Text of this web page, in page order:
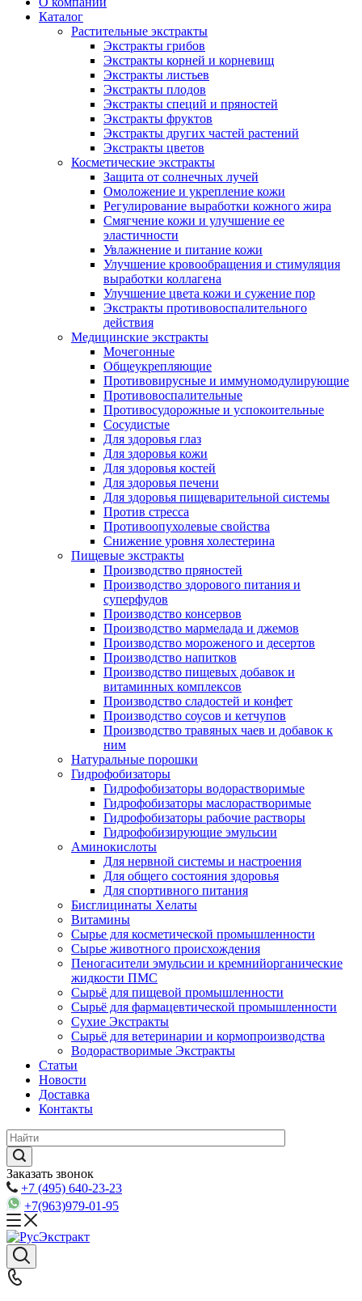
Каталог
Растительные экстракты
Экстракты грибов
Экстракты корней и корневищ
Экстракты листьев
Экстракты плодов
Экстракты специй и пряностей
Экстракты фруктов
Экстракты других частей растений
Экстракты цветов
Косметические экстракты
Защита от солнечных лучей
Омоложение и укрепление кожи
Регулирование выработки кожного жира
Смягчение кожи и улучшение ее
эластичности
Увлажнение и питание кожи
Улучшение кровообращения и стимуляция
выработки коллагена
Улучшение цвета кожи и сужение пор
Экстракты противовоспалительного
действия
Медицинские экстракты
Мочегонные
Общеукрепляющие
Противовирусные и иммуномодулирующие
Противовоспалительные
Противосудорожные и успокоительные
Сосудистые
Для здоровья глаз
Для здоровья кожи
Для здоровья костей
Для здоровья печени
Для здоровья пищеварительной системы
Против стресса
Противоопухолевые свойства
Снижение уровня холестерина
Пищевые экстракты
Производство пряностей
Производство здорового питания и
суперфудов
Производство консервов
Производство мармелада и джемов
Производство мороженого и десертов
Производство напитков
Производство пищевых добавок и
витаминных комплексов
Производство сладостей и конфет
Производство соусов и кетчупов
Производство травяных чаев и добавок к
ним
Натуральные порошки
Гидрофобизаторы
Гидрофобизаторы водорастворимые
Гидрофобизаторы маслорастворимые
Гидрофобизаторы рабочие растворы
Гидрофобизирующие эмульсии
Аминокислоты
Для нервной системы и настроения
Для общего состояния здоровья
Для спортивного питания
Бисглицинаты Хелаты
Витамины
Сырье для косметической промышленности
Сырье животного происхождения
Пеногасители эмульсии и кремнийорганические
жидкости ПМС
Сырьё для пищевой промышленности
Сырьё для фармацевтической промышленности
Сухие Экстракты
Сырьё для ветеринарии и кормопроизводства
Водорастворимые Экстракты
Статьи
Новости
Доставка
Контакты
Заказать звонок
+7 (495) 640-23-23
+7(963)979-01-95